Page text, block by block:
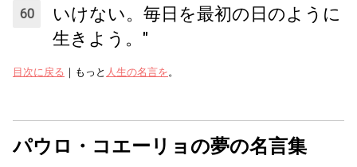
いけない。毎日を最初の日のように
生きよう。"
目次に戻る ｜もっと 人生の名言を 。
パウロ・コエーリョの夢の名言集